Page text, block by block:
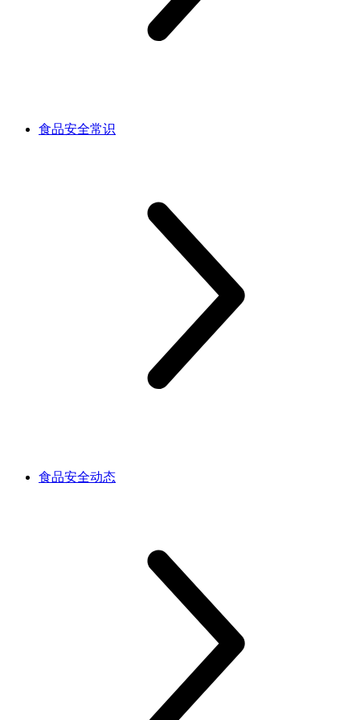
食品安全常识
食品安全动态